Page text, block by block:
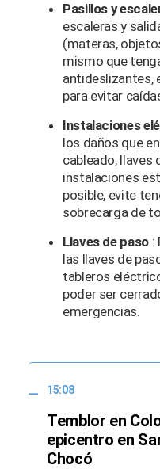
Pasillos y
escaleras y
(materas,
mismo que
antideslizantes,
para evitar
Instalaciones
los daños que
cableado, llaves
instalaciones
posible, evite
sobrecarga de
Llaves de paso:
las llaves de
tableros
poder ser
emergencias.
15:08
Temblor en
epicentro en
Chocó